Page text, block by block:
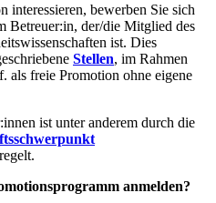
interessieren, bewerben Sie sich
Betreuer:in, der/die Mitglied des
ist. Dies
Stellen, im Rahmen
als freie Promotion ohne eigene
ist unter anderem durch die
anmelden?